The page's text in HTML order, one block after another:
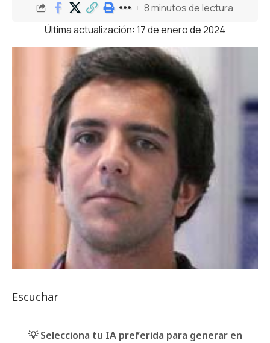
Última actualización: 17 de enero de 2024
8 minutos de lectura
Escuchar
💡 Selecciona tu IA preferida para generar en